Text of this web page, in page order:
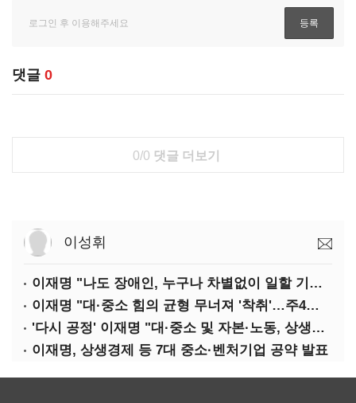
댓글 0
0/0 댓글 더보기
이성휘
이재명 "나도 장애인, 누구나 차별없이 일할 기회 중요"
이재명 "대·중소 힘의 균형 무너져 '착취'…주4일제, 가야할 길"
'다시 공정' 이재명 "대·중소 및 자본·노동, 상생하는 공정한 성장"
이재명, 상생경제 등 7대 중소·벤처기업 공약 발표